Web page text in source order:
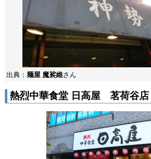
出典： 麺屋 魔裟維さん
熱烈中華食堂 日高屋 茗荷谷店